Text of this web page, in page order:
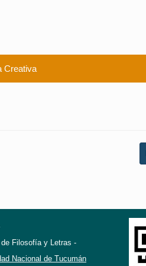
Creativa
de Filosofía y Letras -
Nacional de Tucumán